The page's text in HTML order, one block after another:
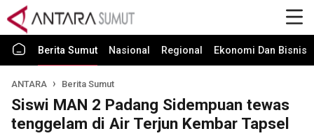
Berita Sumut Nasional Regional Ekonomi Dan Bisnis
ANTARA Berita Sumut
Siswi MAN 2 Padang Sidempuan tewas
tenggelam di Air Terjun Kembar Tapsel